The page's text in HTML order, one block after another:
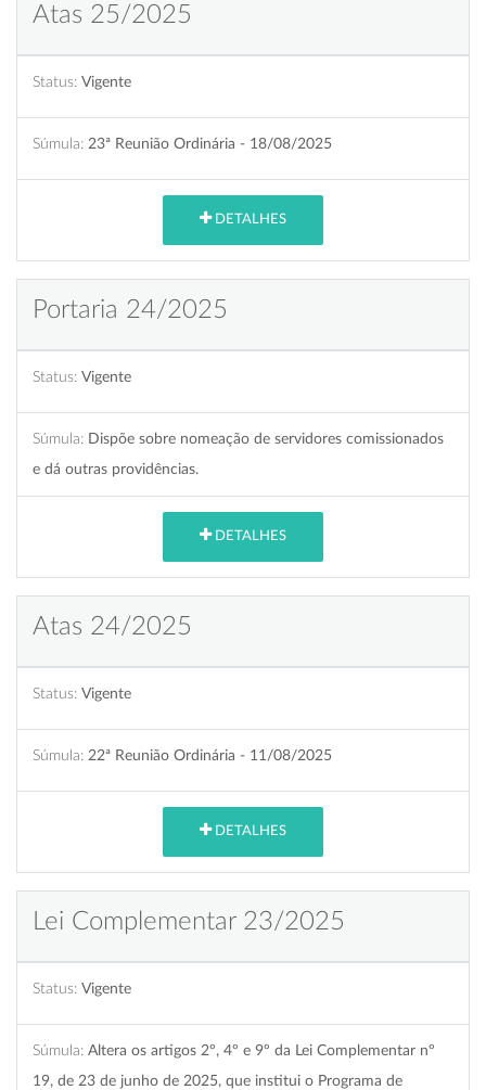
Atas 25/2025
Status: Vigente
Súmula: 23ª Reunião Ordinária - 18/08/2025
DETALHES
Portaria 24/2025
Status: Vigente
Súmula: Dispõe sobre nomeação de servidores comissionados
e dá outras providências.
DETALHES
Atas 24/2025
Status: Vigente
Súmula: 22ª Reunião Ordinária - 11/08/2025
DETALHES
Lei Complementar 23/2025
Status: Vigente
Súmula: Altera os artigos 2º, 4º e 9º da Lei Complementar nº
19, de 23 de junho de 2025, que institui o Programa de